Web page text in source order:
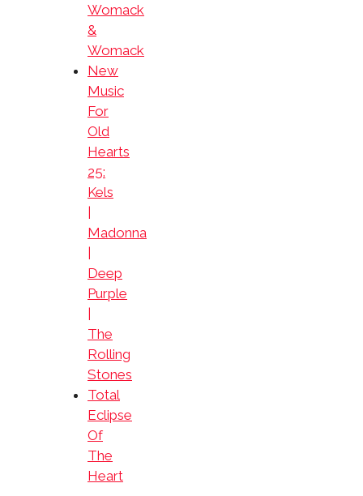
Womack
&
Womack
New
Music
For
Old
Hearts
25:
Kels
|
Madonna
|
Deep
Purple
|
The
Rolling
Stones
Total
Eclipse
Of
The
Heart